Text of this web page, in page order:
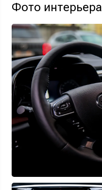
Фото интерьера